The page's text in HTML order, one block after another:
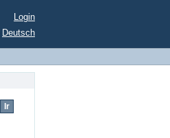
Login
Deutsch